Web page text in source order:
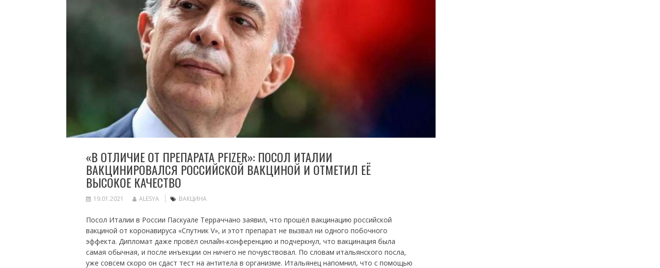
«В ОТЛИЧИЕ ОТ ПРЕПАРАТА PFIZER»: ПОСОЛ ИТАЛИИ
ВАКЦИНИРОВАЛСЯ РОССИЙСКОЙ ВАКЦИНОЙ И ОТМЕТИЛ ЕЁ
ВЫСОКОЕ КАЧЕСТВО
19.01.2021 ALESYA ВАКЦИНА
Посол Италии в России Паскуале Терраччано заявил, что прошёл вакцинацию российской
вакциной от коронавируса «Спутник V», и этот препарат не вызвал ни одного побочного
эффекта. Дипломат даже провёл онлайн-конференцию и подчеркнул, что вакцинация была
самая обычная, и после инъекции он ничего не почувствовал. По словам итальянского посла,
уже совсем скоро он сдаст тест на антитела в организме. Итальянец напомнил, что с помощью